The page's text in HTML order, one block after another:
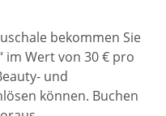
bekommen Sie
im Wert von 30 € pro
und
können. Buchen